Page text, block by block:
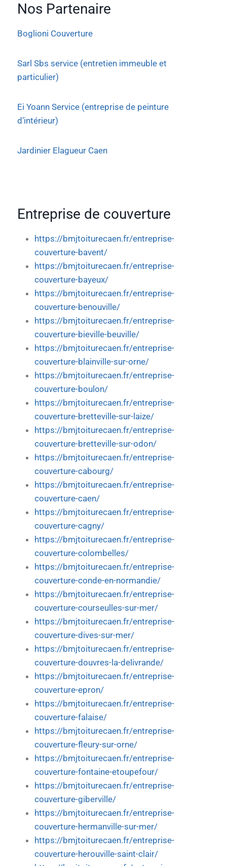
Nos Partenaire
Boglioni Couverture
Sarl Sbs service (entretien immeuble et
particulier)
Ei Yoann Service (entreprise de peinture
d’intérieur)
Jardinier Elagueur Caen
Entreprise de couverture
https://bmjtoiturecaen.fr/entreprise-
couverture-bavent/
https://bmjtoiturecaen.fr/entreprise-
couverture-bayeux/
https://bmjtoiturecaen.fr/entreprise-
couverture-benouville/
https://bmjtoiturecaen.fr/entreprise-
couverture-bieville-beuville/
https://bmjtoiturecaen.fr/entreprise-
couverture-blainville-sur-orne/
https://bmjtoiturecaen.fr/entreprise-
couverture-boulon/
https://bmjtoiturecaen.fr/entreprise-
couverture-bretteville-sur-laize/
https://bmjtoiturecaen.fr/entreprise-
couverture-bretteville-sur-odon/
https://bmjtoiturecaen.fr/entreprise-
couverture-cabourg/
https://bmjtoiturecaen.fr/entreprise-
couverture-caen/
https://bmjtoiturecaen.fr/entreprise-
couverture-cagny/
https://bmjtoiturecaen.fr/entreprise-
couverture-colombelles/
https://bmjtoiturecaen.fr/entreprise-
couverture-conde-en-normandie/
https://bmjtoiturecaen.fr/entreprise-
couverture-courseulles-sur-mer/
https://bmjtoiturecaen.fr/entreprise-
couverture-dives-sur-mer/
https://bmjtoiturecaen.fr/entreprise-
couverture-douvres-la-delivrande/
https://bmjtoiturecaen.fr/entreprise-
couverture-epron/
https://bmjtoiturecaen.fr/entreprise-
couverture-falaise/
https://bmjtoiturecaen.fr/entreprise-
couverture-fleury-sur-orne/
https://bmjtoiturecaen.fr/entreprise-
couverture-fontaine-etoupefour/
https://bmjtoiturecaen.fr/entreprise-
couverture-giberville/
https://bmjtoiturecaen.fr/entreprise-
couverture-hermanville-sur-mer/
https://bmjtoiturecaen.fr/entreprise-
couverture-herouville-saint-clair/